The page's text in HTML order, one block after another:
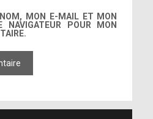
NOM, MON E-MAIL ET MON
POUR MON